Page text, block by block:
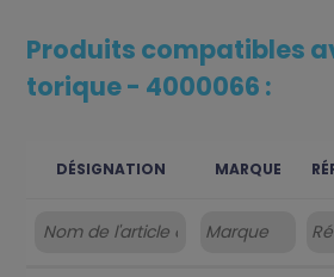
Produits compatibles
torique - 4000066 :
DÉSIGNATION MARQUE